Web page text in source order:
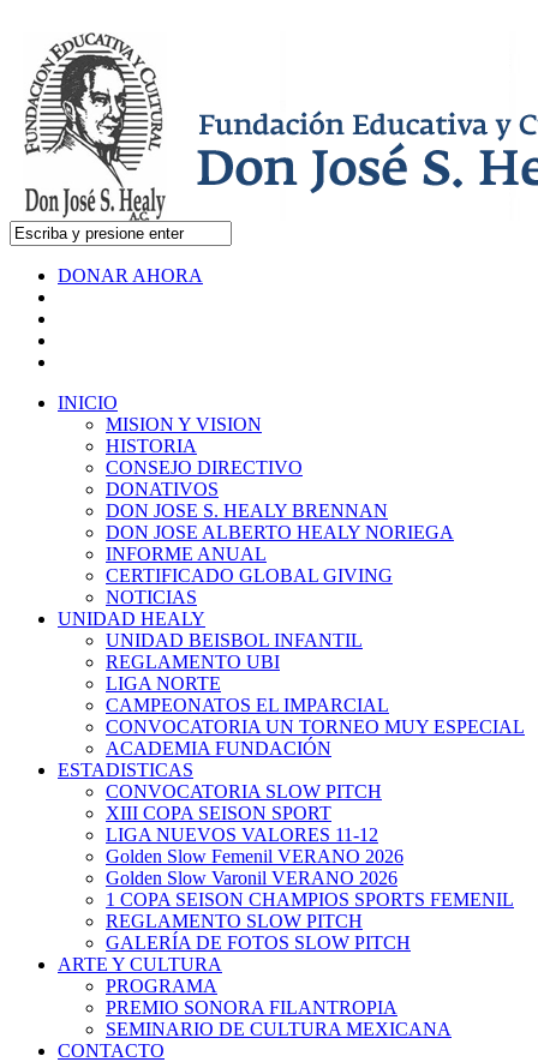
DONAR AHORA
INICIO
MISION Y VISION
HISTORIA
CONSEJO DIRECTIVO
DONATIVOS
DON JOSE S. HEALY BRENNAN
DON JOSE ALBERTO HEALY NORIEGA
INFORME ANUAL
CERTIFICADO GLOBAL GIVING
NOTICIAS
UNIDAD HEALY
UNIDAD BEISBOL INFANTIL
REGLAMENTO UBI
LIGA NORTE
CAMPEONATOS EL IMPARCIAL
CONVOCATORIA UN TORNEO MUY ESPECIAL
ACADEMIA FUNDACIÓN
ESTADISTICAS
CONVOCATORIA SLOW PITCH
XIII COPA SEISON SPORT
LIGA NUEVOS VALORES 11-12
Golden Slow Femenil VERANO 2026
Golden Slow Varonil VERANO 2026
1 COPA SEISON CHAMPIOS SPORTS FEMENIL
REGLAMENTO SLOW PITCH
GALERÍA DE FOTOS SLOW PITCH
ARTE Y CULTURA
PROGRAMA
PREMIO SONORA FILANTROPIA
SEMINARIO DE CULTURA MEXICANA
CONTACTO